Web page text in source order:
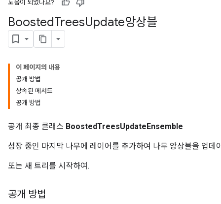
도움이 되었나요?
BoostedTreesUpdate앙상블
이 페이지의 내용
공개 방법
상속된 메서드
공개 방법
공개 최종 클래스 BoostedTreesUpdateEnsemble
성장 중인 마지막 나무에 레이어를 추가하여 나무 앙상블을 업데
또는 새 트리를 시작하여.
공개 방법